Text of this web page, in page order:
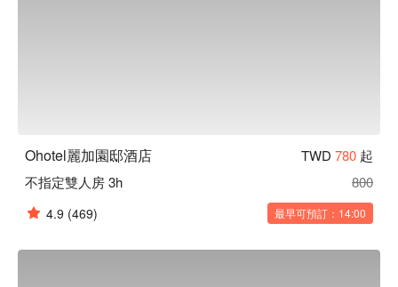
Ohotel麗加園邸酒店 TWD 780 起
不指定雙人房 3h
800
4.9 (469) 最早可預訂：14:00